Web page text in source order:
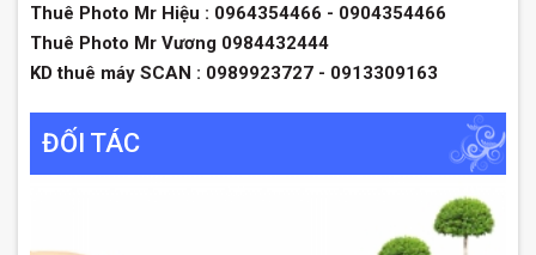
Thuê Photo Mr Hiệu : 0964354466 - 0904354466
Thuê Photo Mr Vương 0984432444
KD thuê máy SCAN : 0989923727 - 0913309163
ĐỐI TÁC